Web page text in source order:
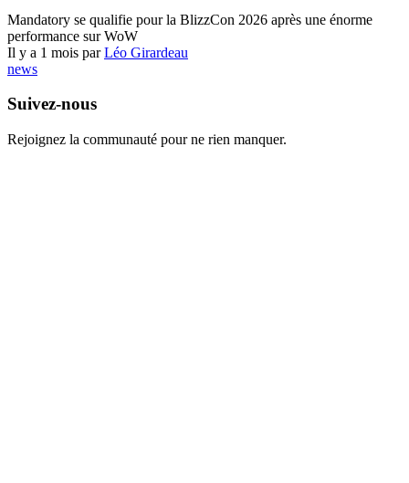
Mandatory se qualifie pour la BlizzCon 2026 après une énorme
performance sur WoW
Il y a 1 mois parLéo Girardeau
news
Suivez-nous
Rejoignez la communauté pour ne rien manquer.